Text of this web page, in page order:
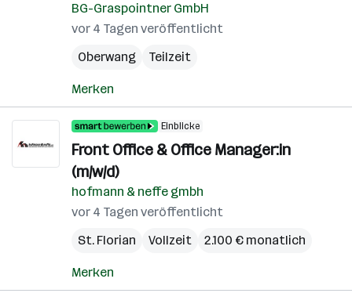
BG-Graspointner GmbH
vor 4 Tagen veröffentlicht
Oberwang
Teilzeit
Merken
Einblicke
Front Office & Office Manager:in
(m/w/d)
hofmann & neffe gmbh
vor 4 Tagen veröffentlicht
St. Florian
Vollzeit 2.100 € monatlich
Merken